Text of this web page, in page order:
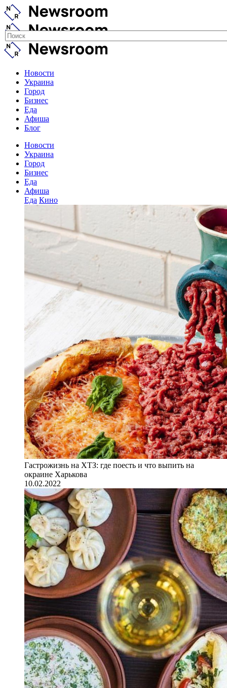
Новости
Украина
Город
Бизнес
Еда
Афиша
Блог
Новости
Украина
Город
Бизнес
Еда
Афиша
Еда Кино
Гастрожизнь на ХТЗ: где поесть и что выпить на
окраине Харькова
10.02.2022